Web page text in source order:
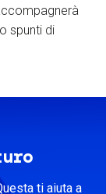
spunti di
ti aiuta a